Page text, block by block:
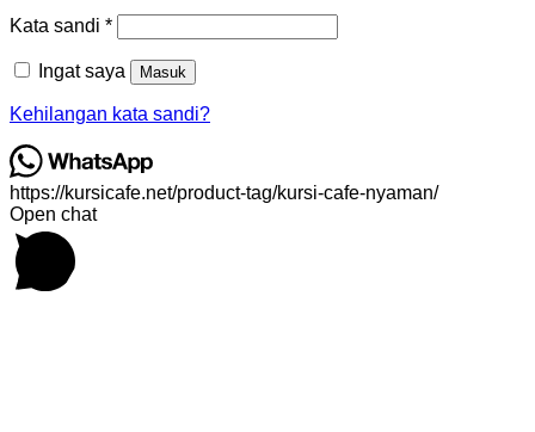
Kata sandi *Wajib
Ingat saya Masuk
Kehilangan kata sandi?
https://kursicafe.net/product-tag/kursi-cafe-nyaman/
Open chat